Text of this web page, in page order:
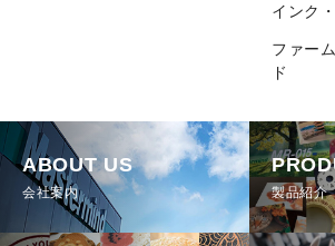
ことができます。お客様が本ウェブサイトに
際、より便利に本ウェブサイトを閲覧して頂
あり、お客様のプライバシーを侵害するもの
受取りを拒否することが可能です。ブラウザ
きましては、各製造元へお問い合わせくださ
６．個人情報の定義
本ウェブサイトが規定する個人情報とは、氏
インク
ファー
ド
ABOUT US
会社案内 製品紹介